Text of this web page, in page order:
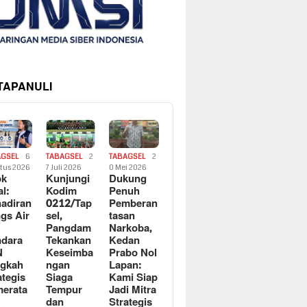
6
2026
Air
TABAGSEL
2
7 Juli 2026
Kunjungi
Kodim
0212/Tap
sel,
Pangdam
Tekankan
Keseimba
ngan
Siaga
Tempur
dan
TABAGSEL
2
0 Mei 2026
Dukung
Penuh
Pemberan
tasan
Narkoba,
Kedan
Prabo Nol
Lapan:
Kami Siap
Jadi Mitra
Strategis